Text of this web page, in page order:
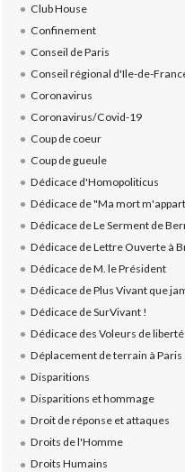
Club House
Confinement
Conseil de Paris
Conseil régional d'Ile-de-
Coronavirus
Coronavirus/Covid-19
Coup de coeur
Coup de gueule
Dédicace d'Homopoliticus
Dédicace de "Ma mort
Dédicace de Le Serment de
Dédicace de Lettre Ouverte à
Dédicace de M. le Président
Dédicace de Plus Vivant que
Dédicace de SurVivant !
Dédicace des Voleurs de liberté
Déplacement de terrain à Paris
Disparitions
Disparitions et hommage
Droit de réponse et attaques
Droits de l'Homme
Droits Humains